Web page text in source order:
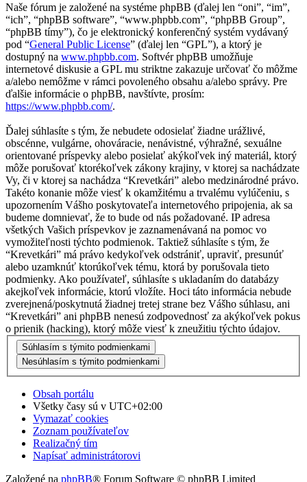
Naše fórum je založené na systéme phpBB (ďalej len “oni”, “im”,
“ich”, “phpBB software”, “www.phpbb.com”, “phpBB Group”,
“phpBB tímy”), čo je elektronický konferenčný systém vydávaný
pod “General Public License” (ďalej len “GPL”), a ktorý je
dostupný na www.phpbb.com. Softvér phpBB umožňuje
internetové diskusie a GPL mu striktne zakazuje určovať čo môžme
a/alebo nemôžme v rámci povoleného obsahu a/alebo správy. Pre
ďalšie informácie o phpBB, navštívte, prosím:
https://www.phpbb.com/.
Ďalej súhlasíte s tým, že nebudete odosielať žiadne urážlivé,
obscénne, vulgárne, ohováracie, nenávistné, výhražné, sexuálne
orientované príspevky alebo posielať akýkoľvek iný materiál, ktorý
môže porušovať ktorékoľvek zákony krajiny, v ktorej sa nachádzate
Vy, či v ktorej sa nachádza “Krevetkári” alebo medzinárodné právo.
Takéto konanie môže viesť k okamžitému a trvalému vylúčeniu, s
upozornením Vášho poskytovateľa internetového pripojenia, ak sa
budeme domnievať, že to bude od nás požadované. IP adresa
všetkých Vašich príspevkov je zaznamenávaná na pomoc vo
vymožiteľnosti týchto podmienok. Taktiež súhlasíte s tým, že
“Krevetkári” má právo kedykoľvek odstrániť, upraviť, presunúť
alebo uzamknúť ktorúkoľvek tému, ktorá by porušovala tieto
podmienky. Ako používateľ, súhlasíte s ukladaním do databázy
akejkoľvek informácie, ktorú vložíte. Hoci táto informácia nebude
zverejnená/poskytnutá žiadnej tretej strane bez Vášho súhlasu, ani
“Krevetkári” ani phpBB nenesú zodpovednosť za akýkoľvek pokus
o prienik (hacking), ktorý môže viesť k zneužitiu týchto údajov.
Obsah portálu
Všetky časy sú v UTC+02:00
Vymazať cookies
Zoznam používateľov
Realizačný tím
Napísať administrátorovi
Založené na phpBB® Forum Software © phpBB Limited